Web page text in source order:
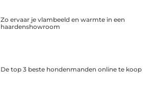
Zo ervaar je vlambeeld en warmte in een
haardenshowroom
De top 3 beste hondenmanden online te koop